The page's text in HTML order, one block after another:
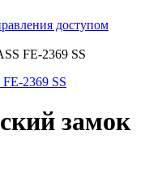
доступом
FE-2369 SS
замок